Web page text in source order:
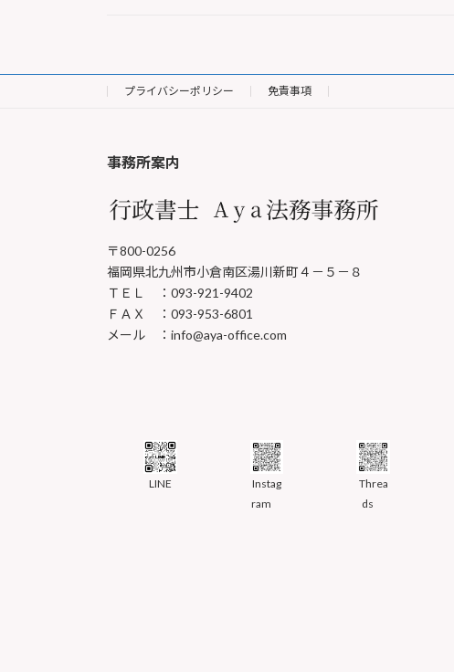
プライバシーポリシー 免責事項
事務所案内
〒800-0256
福岡県北九州市小倉南区湯川新町４－５－８
ＴＥＬ ：093-921-9402
ＦＡＸ ：093-953-6801
メール ：info@aya-office.com
LINE
Instag
ram
Threa
ds